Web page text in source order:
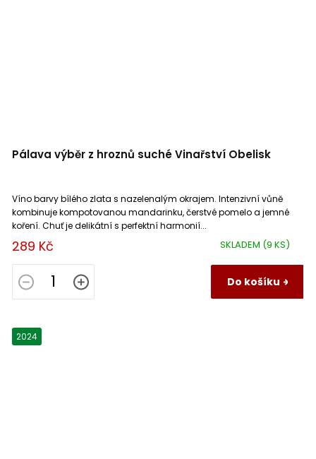
Pálava výběr z hroznů suché Vinařství Obelisk
SKLADEM (9 KS)
289 Kč
Do košíku
Víno barvy bílého zlata s nazelenalým okrajem. Intenzivní vůně
kombinuje kompotovanou mandarinku, čerstvé pomelo a jemné
koření. Chuť je delikátní s perfektní harmonií...
2024